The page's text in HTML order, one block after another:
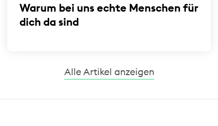
Warum bei uns echte Menschen für
dich da sind
Alle Artikel anzeigen